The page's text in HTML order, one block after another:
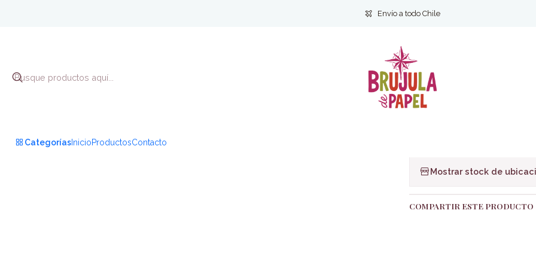
Categorías InicioProductosContacto
Envío a todo Chile
Autoayuda Neurociencia para la vida real -
Neurociencia
Cantidad
Mostrar stock de
COMPARTIR ESTE PRODUCTO